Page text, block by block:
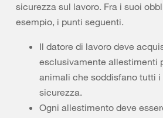
sicurezza sul lavoro. Fra i suoi
esempio, i punti seguenti.
Il datore di lavoro deve
esclusivamente allestimenti
animali che soddisfano tutti i
sicurezza.
Ogni allestimento deve